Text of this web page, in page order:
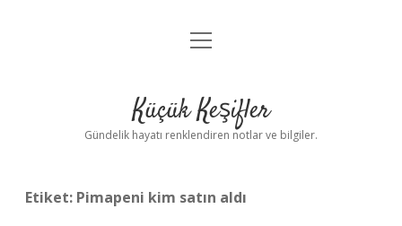
Anasayfa
Yasal Uyarı
menüyü
Küçük Keşifler
Gündelik hayatı renklendiren notlar ve bilgiler.
Etiket: Pimapeni kim satın aldı